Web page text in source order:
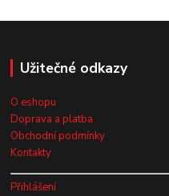
Užitečné odkazy
O eshopu
Doprava a platba
Obchodní podmínky
Kontakty
Přihlášení